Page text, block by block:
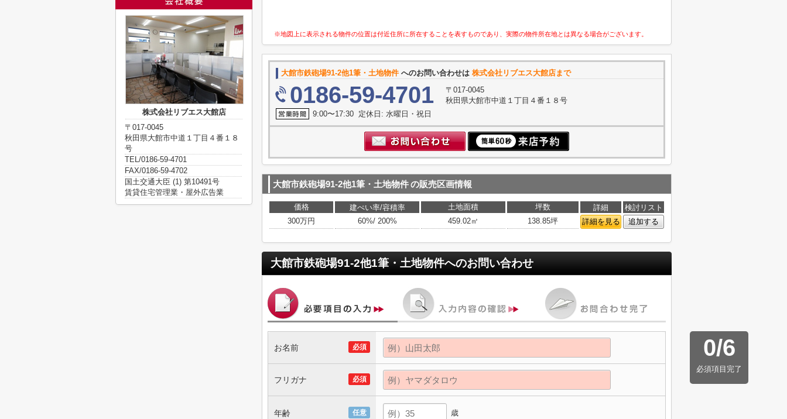
※地図上に表示される物件の位置は付近住所に所在することを表すものであり、実際の物件所在地とは異なる場合がございます。
大館市鉄砲場91-2他1筆・土地物件 へのお問い合わせは 株式会社リブエス大館店まで
0186-59-4701
〒017-0045
秋田県大館市中道１丁目４番１８号
9:00〜17:30 定休日: 水曜日・祝日
大館市鉄砲場91-2他1筆・土地物件の販売区画情報
価格 建ぺい率/容積率 土地面積 坪数 詳細
検討リスト
300万円
60%/ 200% 459.02㎡ 138.85坪 詳細を見る 追加する
大館市鉄砲場91-2他1筆・土地物件へのお問い合わせ
0/6
必須項目完了
必須
お名前
必須
フリガナ
任意
年齢 歳
株式会社リブエス大館店
〒017-0045
秋田県大館市中道１丁目４番１８
号
TEL/0186-59-4701
FAX/0186-59-4702
国土交通大臣 (1) 第10491号
賃貸住宅管理業・屋外広告業